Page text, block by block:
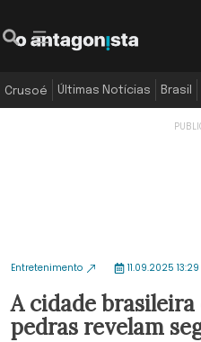
Crusoé Últimas Notícias Brasil
Entretenimento 11.09.2025 13:29
A cidade brasileira
pedras revelam